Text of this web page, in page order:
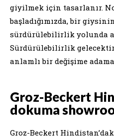
giyilmek için tasarlanır.
başladığımızda, bir
sürdürülebilirlik yolunda
Sürdürülebilirlik
anlamlı bir değişime
Groz-Beckert
dokuma
Groz-Beckert